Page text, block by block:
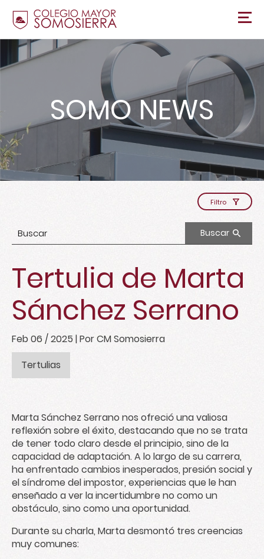
SOMO NEWS
Filtro
Buscar
Tertulia de Marta
Sánchez Serrano
Feb 06 / 2025 | Por CM Somosierra
Tertulias
Marta Sánchez Serrano nos ofreció una valiosa
reflexión sobre el éxito, destacando que no se trata
de tener todo claro desde el principio, sino de la
capacidad de adaptación. A lo largo de su carrera,
ha enfrentado cambios inesperados, presión social y
el síndrome del impostor, experiencias que le han
enseñado a ver la incertidumbre no como un
obstáculo, sino como una oportunidad.
Durante su charla, Marta desmontó tres creencias
muy comunes: